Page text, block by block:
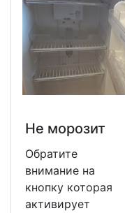
Не морозит
Обратите
внимание на
кнопку которая
активирует